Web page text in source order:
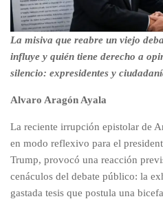
La misiva que reabre un viejo
influye y quién tiene derecho a
silencio: expresidentes y
​Alvaro Aragón Ayala
​La reciente irrupción epistolar de
en modo reflexivo para el
Trump, provocó una reacción
cenáculos del debate público: la
gastada tesis que postula una